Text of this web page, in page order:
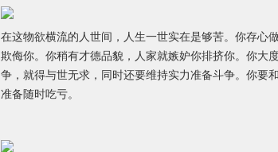
在这物欲横流的人世间，人生一世实在是够苦。你存心
欺侮你。你稍有才德品貌，人家就嫉妒你排挤你。你大
争，就得与世无求，同时还要维持实力准备斗争。你要
准备随时吃亏。